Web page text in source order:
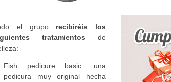
el grupo recibiréis los
tratamientos de
Fish pedicure basic: una
pedicura muy original hecha